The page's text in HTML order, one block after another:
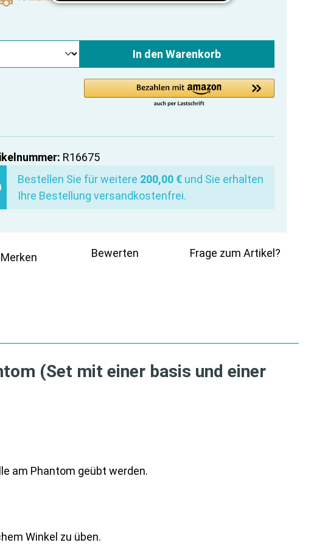
In den Warenkorb
R16675
Bestellen Sie für weitere 200,00 € und Sie erhalten
Ihre Bestellung versandkostenfrei.
Merken Bewerten Frage zum Artikel?
(Set mit einer basis und einer
am Phantom geübt werden.
Winkel zu üben.